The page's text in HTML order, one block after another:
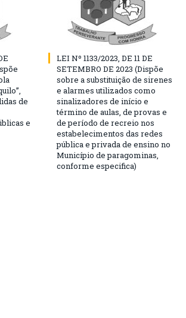
de
e
LEI Nº 1133/2023, DE 11 DE
SETEMBRO DE 2023 (Dispõe
sobre a substituição de sirenes
e alarmes utilizados como
sinalizadores de início e
término de aulas, de provas e
de período de recreio nos
estabelecimentos das redes
pública e privada de ensino no
Município de paragominas,
conforme especifica)